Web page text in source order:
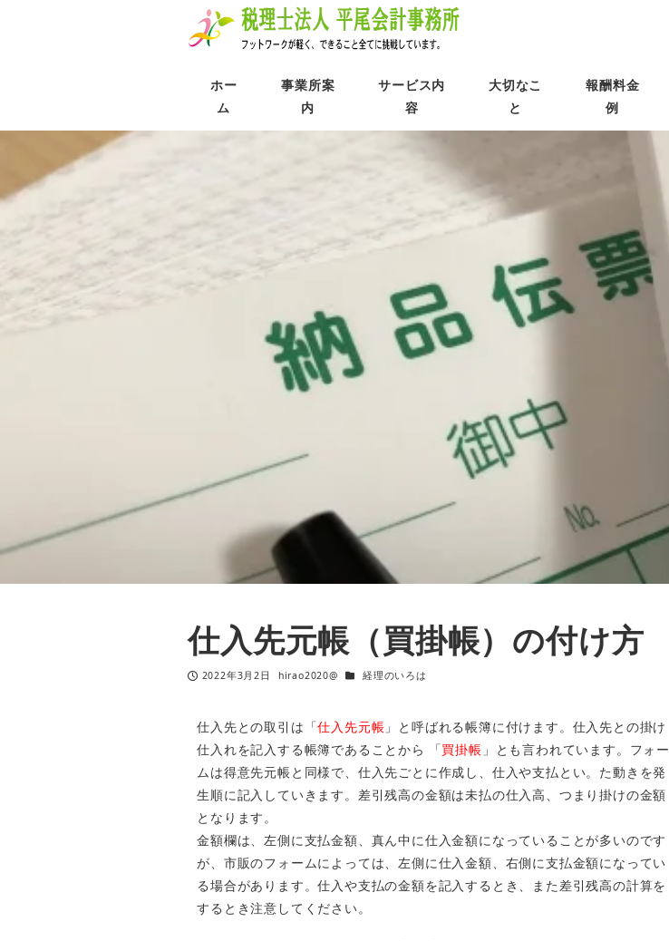
ホー
ム
事業所案
内
サービス内
容
大切なこ
と
報酬料金
例
仕入先元帳（買掛帳）の付け方
2022年3月2日 hirao2020@ 経理のいろは
仕入先との取引は「仕入先元帳 」と呼ばれる帳簿に付けます。仕入先との掛け
仕入れを記入する帳簿であることから 「買掛帳 」とも言われています。フォー
ムは得意先元帳と同様で、仕入先ごとに作成し、仕入や支払とい。た動きを発
生順に記入していきます。差引残高の金額は未払の仕入高、つまり掛けの金額
となります。
金額欄は、左側に支払金額、真ん中に仕入金額になっていることが多いのです
が、市販のフォームによっては、左側に仕入金額、右側に支払金額になってい
る場合があります。仕入や支払の金額を記入するとき、また差引残高の計算を
するとき注意してください。